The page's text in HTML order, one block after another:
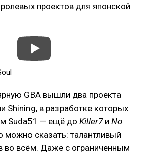
проектов для японской
GBA вышли два проекта
Shining, в разработке которых
Suda51 — ещё до Killer7и No
можно сказать: талантливый
во всём. Даже с ограниченным